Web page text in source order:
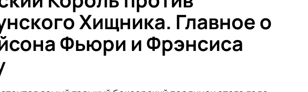
Хищника. Главное о
Фьюри и Фрэнсиса